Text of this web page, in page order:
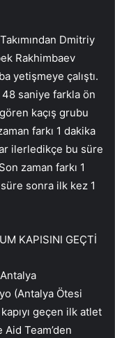
Dmitriy
Rakhimbaev
yetişmeye çalıştı.
48 saniye farkla ön
kaçış grubu
farkı 1 dakika
ilerledikçe bu süre
zaman farkı 1
sonra ilk kez 1
KAPISINI GEÇTİ
(Antalya Ötesi
geçen ilk atlet
Aid Team’den